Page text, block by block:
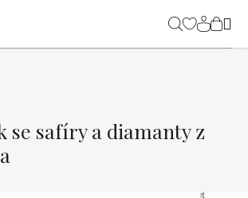
se safíry a diamanty z